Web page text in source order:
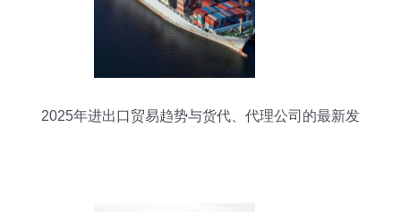
2025年进出口贸易趋势与货代、代理公司的最新发